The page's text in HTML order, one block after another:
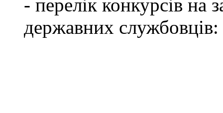
- перелік конкурсів на
державних службовців: